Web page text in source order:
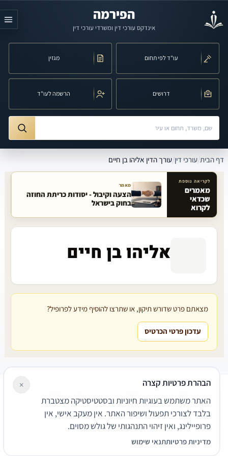
הפירמה
אינדקס עורכי דין ומשרדי עורכי דין
עו"ד לפי תחום מגזין
דרושים הרשמה לעו"ד
חיפוש לפי שם, משרד, תחום משפט או עיר
דף הבית/עורכי דין/עורך הדין אליהו בן חיים
מאמרים קשורים באתר
לקריאה נוספת
מאמרים
שכדאי
לקרוא
מאמר
הצעה וקיבול - יסודות כריתת החוזה
בחוק בישראל
אליהו בן חיים
מצאתם פרט שדורש תיקון, או שתרצו להוסיף מידע לפרופיל?
עדכון פרטי הכרטיס
שירותים משפטיים
דרושים צור קשר נגישותפרטיות
תנאי שימוש
© 2026 הפירמה. כל הזכויות שמורות.
הבהרת פרטיות קצרה
האתר משתמש בעוגיות חיוניות ובסטטיסטיקה מצטברת
בלבד לצורכי תפעול ושיפור האתר. אין מעקב אישי, אין
פרופיילינג, ואין זיהוי התנהגותי של גולש מסוים.
מדיניות פרטיותתנאי שימוש
×